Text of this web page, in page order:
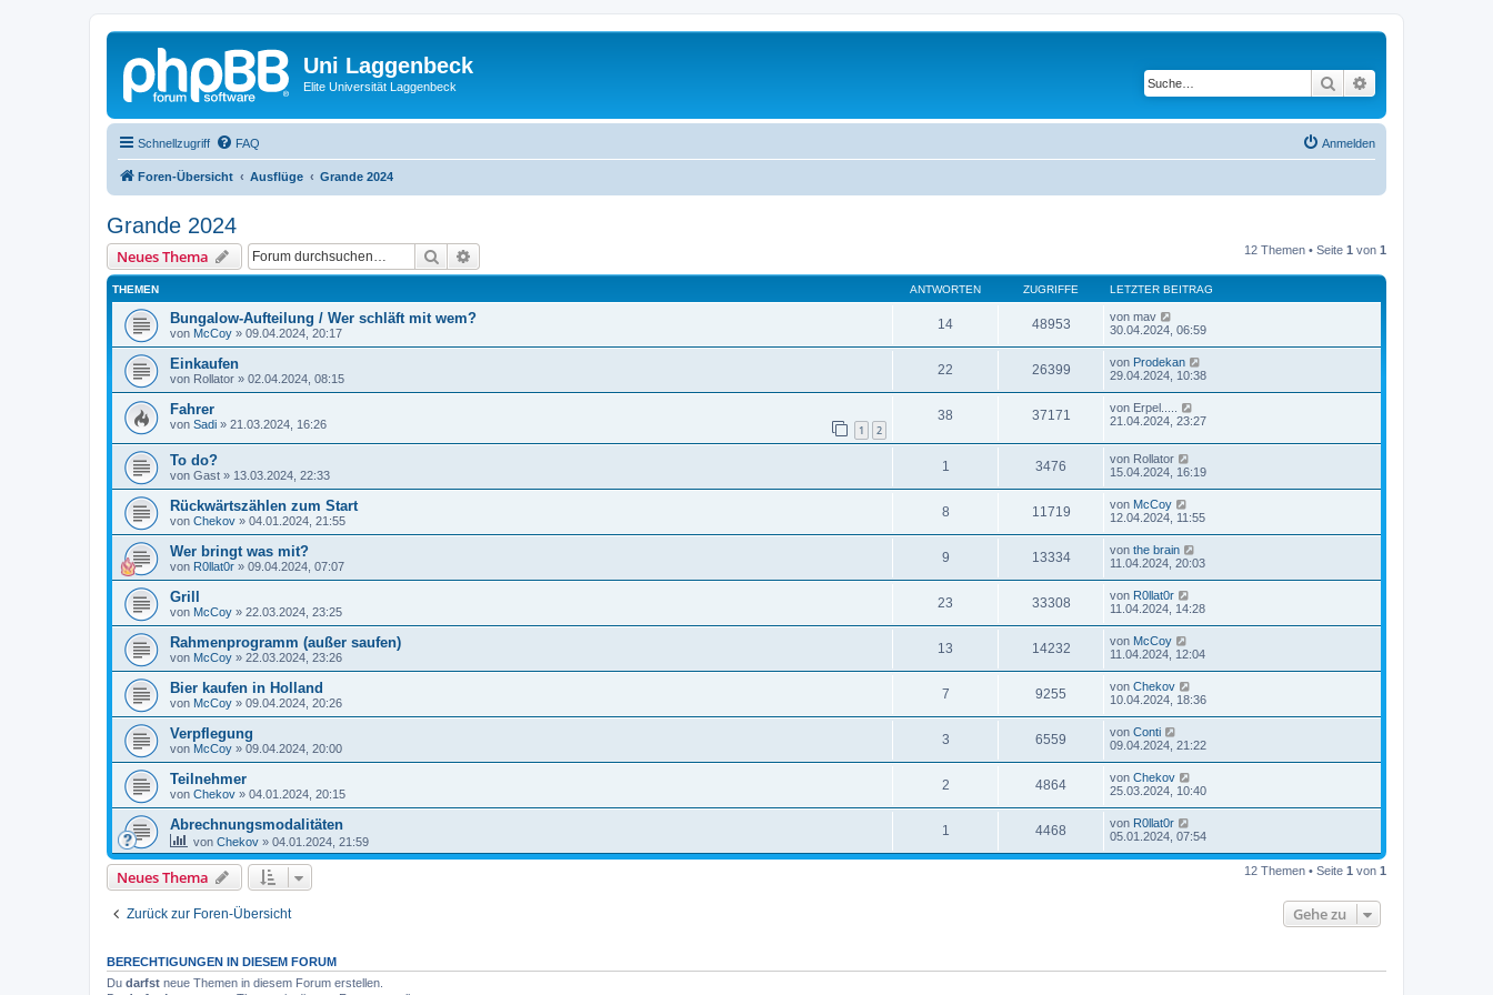
Uni Laggenbeck
Elite Universität Laggenbeck Suche
Schnellzugriff FAQ Anmelden
Foren-Übersicht Ausflüge Grande 2024
Grande 2024
Neues Thema Suche 12 Themen • Seite 1 von 1
THEMEN ANTWORTEN ZUGRIFFE LETZTER BEITRAG
Bungalow-Aufteilung / Wer schläft mit wem?
von McCoy » 09.04.2024, 20:17
14 48953 von mav
30.04.2024, 06:59
Einkaufen
von Rollator » 02.04.2024, 08:15
22 26399 von Prodekan
29.04.2024, 10:38
Fahrer
von Sadi » 21.03.2024, 16:26 1 2
38 37171 von Erpel.....
21.04.2024, 23:27
To do?
von Gast » 13.03.2024, 22:33
1 3476 von Rollator
15.04.2024, 16:19
Rückwärtszählen zum Start
von Chekov » 04.01.2024, 21:55
8 11719 von McCoy
12.04.2024, 11:55
Wer bringt was mit?
von R0llat0r » 09.04.2024, 07:07
9 13334 von the brain
11.04.2024, 20:03
Grill
von McCoy » 22.03.2024, 23:25
23 33308 von R0llat0r
11.04.2024, 14:28
Rahmenprogramm (außer saufen)
von McCoy » 22.03.2024, 23:26
13 14232 von McCoy
11.04.2024, 12:04
Bier kaufen in Holland
von McCoy » 09.04.2024, 20:26
7 9255 von Chekov
10.04.2024, 18:36
Verpflegung
von McCoy » 09.04.2024, 20:00
3 6559 von Conti
09.04.2024, 21:22
Teilnehmer
von Chekov » 04.01.2024, 20:15
2 4864 von Chekov
25.03.2024, 10:40
Abrechnungsmodalitäten
von Chekov » 04.01.2024, 21:59
1 4468 von R0llat0r
05.01.2024, 07:54
Neues Thema 12 Themen • Seite 1 von 1
Zurück zur Foren-Übersicht Gehe zu
BERECHTIGUNGEN IN DIESEM FORUM
Du darfst neue Themen in diesem Forum erstellen.